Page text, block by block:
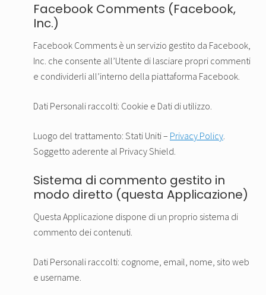
Facebook Comments (Facebook,
Inc.)
Facebook Comments è un servizio gestito da Facebook,
Inc. che consente all’Utente di lasciare propri commenti
e condividerli all’interno della piattaforma Facebook.
Dati Personali raccolti: Cookie e Dati di utilizzo.
Luogo del trattamento: Stati Uniti – Privacy Policy.
Soggetto aderente al Privacy Shield.
Sistema di commento gestito in
modo diretto (questa Applicazione)
Questa Applicazione dispone di un proprio sistema di
commento dei contenuti.
Dati Personali raccolti: cognome, email, nome, sito web
e username.